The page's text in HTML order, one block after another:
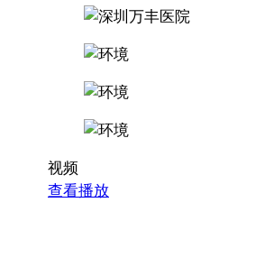
视频
查看播放